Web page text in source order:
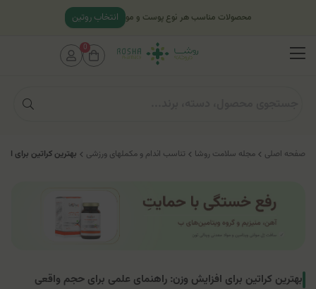
صفحه اصلی مجله سلامت روشا تناسب اندام و مکملهای ورزشی بهترین کراتین برای
بهترین کراتین برای افزایش وزن: راهنمای علمی برای حجم واقعی
محصولات مناسب هر نوع پوست و مو انتخاب روتین
0